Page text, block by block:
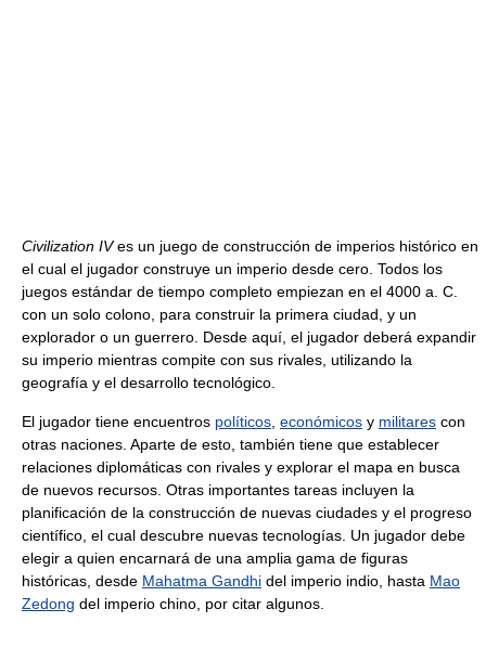
Civilization IVes un juego de construcción de imperios histórico en
el cual el jugador construye un imperio desde cero. Todos los
juegos estándar de tiempo completo empiezan en el 4000 a. C.
con un solo colono, para construir la primera ciudad, y un
explorador o un guerrero. Desde aquí, el jugador deberá expandir
su imperio mientras compite con sus rivales, utilizando la
geografía y el desarrollo tecnológico.
El jugador tiene encuentros políticos económicos y militares con
otras naciones. Aparte de esto, también tiene que establecer
relaciones diplomáticas con rivales y explorar el mapa en busca
de nuevos recursos. Otras importantes tareas incluyen la
planificación de la construcción de nuevas ciudades y el progreso
científico, el cual descubre nuevas tecnologías. Un jugador debe
elegir a quien encarnará de una amplia gama de figuras
históricas, desde Mahatma Gandhi del imperio indio, hasta Mao
Zedong del imperio chino, por citar algunos.